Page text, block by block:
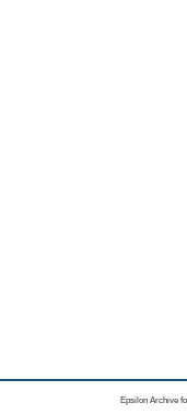
Epsilon Archive